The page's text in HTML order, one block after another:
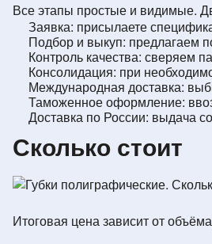
Все этапы простые и видимые.
Заявка: присылаете
Подбор и выкуп: предлагаем
Контроль качества: сверяем
Консолидация: при
Международная доставка:
Таможенное оформление:
Доставка по России: выдача
Сколько стоит
Итоговая цена зависит от